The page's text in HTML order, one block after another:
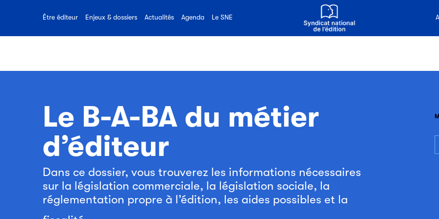
Être éditeur Enjeux & dossiers Actualités Agenda Le SNE
sur le métier d’éditeur
livre et la lecture.
Le B-A-BA du métier
d’éditeur
Dans ce dossier, vous trouverez les informations nécessaires
sur la législation commerciale, la législation sociale, la
réglementation propre à l’édition, les aides possibles et la